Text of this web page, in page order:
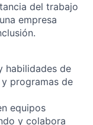
del trabajo
empresa
habilidades de
programas de
equipos
y colabora